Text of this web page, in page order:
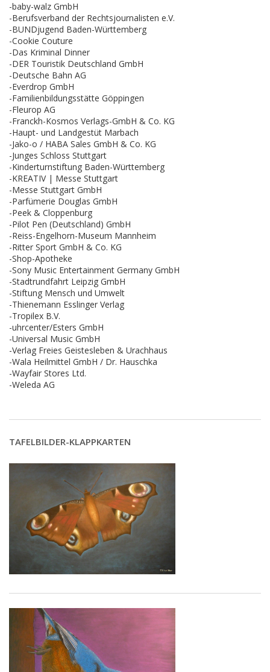
-baby-walz GmbH
-Berufsverband der Rechtsjournalisten e.V.
-BUNDjugend Baden-Württemberg
-Cookie Couture
-Das Kriminal Dinner
-DER Touristik Deutschland GmbH
-Deutsche Bahn AG
-Everdrop GmbH
-Familienbildungsstätte Göppingen
-Fleurop AG
-Franckh-Kosmos Verlags-GmbH & Co. KG
-Haupt- und Landgestüt Marbach
-Jako-o / HABA Sales GmbH & Co. KG
-Junges Schloss Stuttgart
-Kinderturnstiftung Baden-Württemberg
-KREATIV | Messe Stuttgart
-Messe Stuttgart GmbH
-Parfümerie Douglas GmbH
-Peek & Cloppenburg
-Pilot Pen (Deutschland) GmbH
-Reiss-Engelhorn-Museum Mannheim
-Ritter Sport GmbH & Co. KG
-Shop-Apotheke
-Sony Music Entertainment Germany GmbH
-Stadtrundfahrt Leipzig GmbH
-Stiftung Mensch und Umwelt
-Thienemann Esslinger Verlag
-Tropilex B.V.
-uhrcenter/Esters GmbH
-Universal Music GmbH
-Verlag Freies Geistesleben & Urachhaus
-Wala Heilmittel GmbH / Dr. Hauschka
-Wayfair Stores Ltd.
-Weleda AG
TAFELBILDER-KLAPPKARTEN